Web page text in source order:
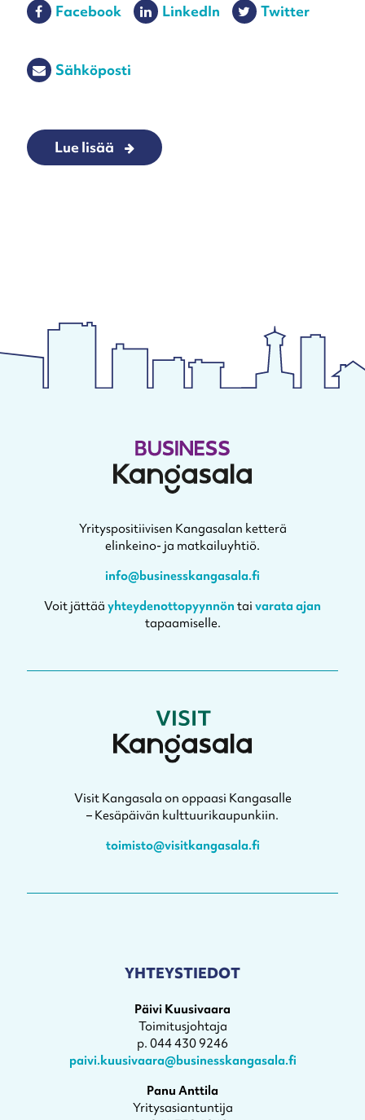
Facebook LinkedIn Twitter
Sähköposti
Lue lisää
Yrityspositiivisen Kangasalan ketterä
elinkeino- ja matkailuyhtiö.
info@businesskangasala.fi
Voit jättääyhteydenottopyynnöntaivarata ajan
tapaamiselle.
Visit Kangasala on oppaasi Kangasalle
– Kesäpäivän kulttuurikaupunkiin.
toimisto@visitkangasala.fi
YHTEYSTIEDOT
Päivi Kuusivaara
Toimitusjohtaja
p. 044 430 9246
paivi.kuusivaara@businesskangasala.fi
Panu Anttila
Yritysasiantuntija